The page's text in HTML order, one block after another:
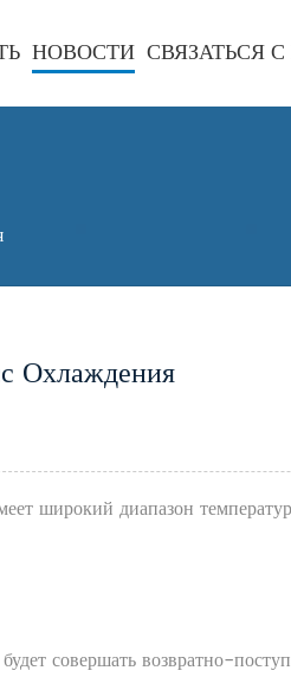
НОВОСТИ СВЯЗАТЬСЯ
Охлаждения
широкий диапазон
совершать возвратно-